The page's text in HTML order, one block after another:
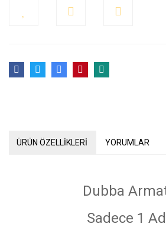
ÜRÜN ÖZELLİKLERİ YORUMLAR
Dubba
Sadece 1